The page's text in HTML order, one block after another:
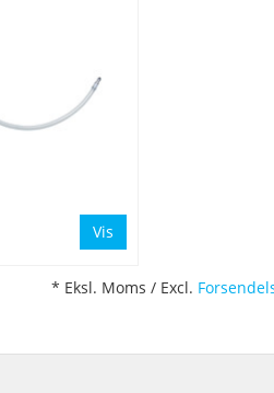
Vis
* Eksl. Moms / Excl.